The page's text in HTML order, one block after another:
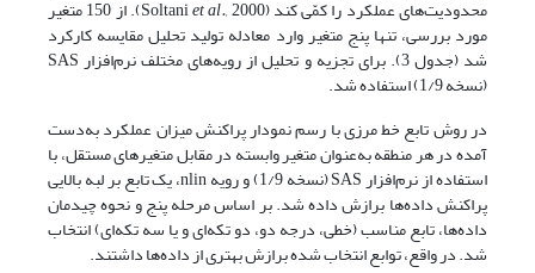
محدودیت‌های عملکرد را کمّی کند (Soltani et al., 2000). از 150 متغیر
مورد بررسی، تنها پنج متغیر وارد معادله تولید تحلیل مقایسه کارکرد
شد (جدول 3). برای تجزیه و تحلیل از رویه‌های مختلف نرم‌افزار SAS
(نسخه 1/9) استفاده شد.
در روش تابع خط مرزی با رسم نمودار پراکنش میزان عملکرد به‌دست
آمده در هر منطقه به‌عنوان متغیر وابسته در مقابل متغیرهای مستقل، با
استفاده از نرم‌افزار SAS (نسخه 1/9) و رویه nlin، یک تابع بر لبه بالایی
پراکنش داده‌ها برازش داده شد. بر اساس مرحله پنج و نحوه چیدمان
داده‌ها، تابع مناسب (خطی، درجه دو، دو تکه‌ای و یا سه تکه‌ای) انتخاب
شد. در واقع، توابع انتخاب شده برازش بهتری از داده‌ها داشتند.